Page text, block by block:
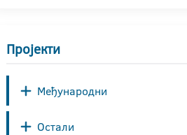
Пројекти
Међународни
Остали